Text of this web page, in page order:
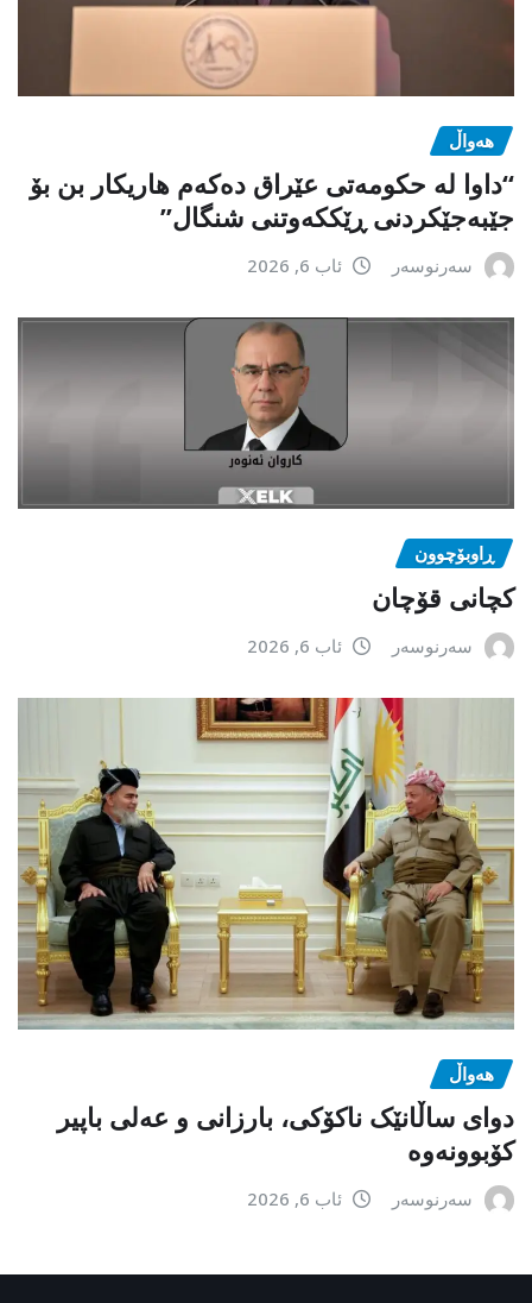
هەواڵ
“داوا لە حكومەتی عێراق دەكەم هاریكار بن بۆ
جێبەجێكردنی ڕێككەوتنی شنگال”
سەرنوسەر ئاب 6, 2026
ڕاوبۆچوون
کچانی قۆچان
سەرنوسەر ئاب 6, 2026
هەواڵ
دوای ساڵانێک ناکۆکی، بارزانی و عەلی باپیر
کۆبوونەوە
سەرنوسەر ئاب 6, 2026